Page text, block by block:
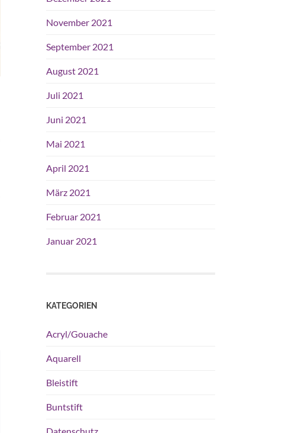
November 2021
September 2021
August 2021
Juli 2021
Juni 2021
Mai 2021
April 2021
März 2021
Februar 2021
Januar 2021
KATEGORIEN
Acryl/Gouache
Aquarell
Bleistift
Buntstift